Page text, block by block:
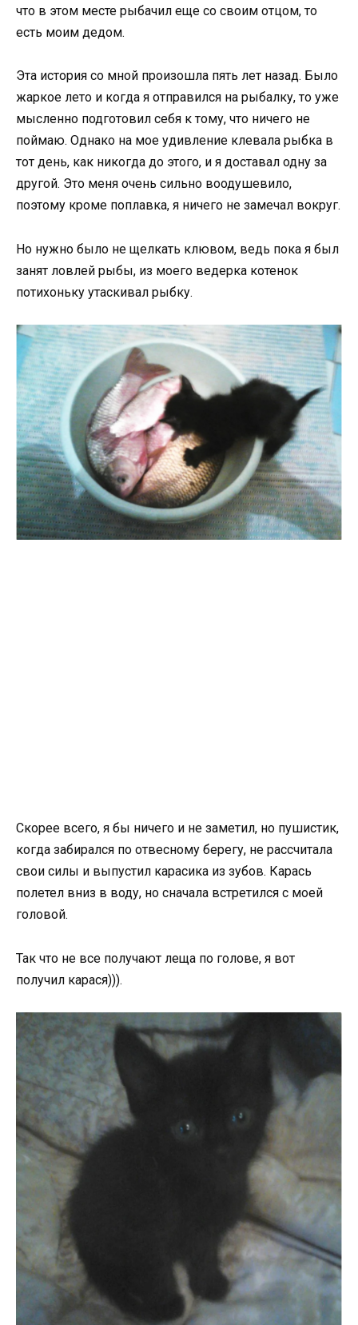
что в этом месте рыбачил еще со своим отцом, то
есть моим дедом.
Эта история со мной произошла пять лет назад. Было
жаркое лето и когда я отправился на рыбалку, то уже
мысленно подготовил себя к тому, что ничего не
поймаю. Однако на мое удивление клевала рыбка в
тот день, как никогда до этого, и я доставал одну за
другой. Это меня очень сильно воодушевило,
поэтому кроме поплавка, я ничего не замечал вокруг.
Но нужно было не щелкать клювом, ведь пока я был
занят ловлей рыбы, из моего ведерка котенок
потихоньку утаскивал рыбку.
Скорее всего, я бы ничего и не заметил, но пушистик,
когда забирался по отвесному берегу, не рассчитала
свои силы и выпустил карасика из зубов. Карась
полетел вниз в воду, но сначала встретился с моей
головой.
Так что не все получают леща по голове, я вот
получил карася))).